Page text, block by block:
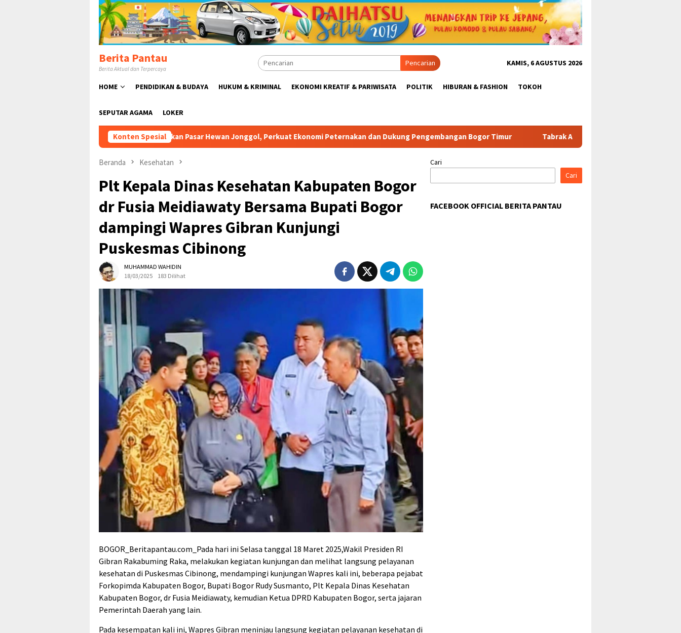
Loncat
konten
Berita Pantau
Berita Aktual dan Terpercaya
Pencarian KAMIS, 6 AGUSTUS 2026
HOME PENDIDIKAN & BUDAYA HUKUM & KRIMINAL EKONOMI KREATIF & PARIWISATA POLITIK HIBURAN & FASHION TOKOH
SEPUTAR AGAMA LOKER
Konten Spesial
Rudy Susmanto Resmikan Pasar Hewan Jonggol, Perkuat Ekonomi Peternakan dan Dukung Pengembangan Bogor Timur Tabrak Aturan & Tantang Satpol PP: Pembangunan Tower PT
Beranda Kesehatan
Plt Kepala Dinas Kesehatan Kabupaten Bogor
dr Fusia Meidiawaty Bersama Bupati Bogor
dampingi Wapres Gibran Kunjungi
Puskesmas Cibinong
MUHAMMAD WAHIDIN
18/03/2025
183 Dilihat
BOGOR_Beritapantau.com_Pada hari ini Selasa tanggal 18 Maret 2025,Wakil Presiden RI
Gibran Rakabuming Raka, melakukan kegiatan kunjungan dan melihat langsung pelayanan
kesehatan di Puskesmas Cibinong, mendampingi kunjungan Wapres kali ini, beberapa pejabat
Forkopimda Kabupaten Bogor, Bupati Bogor Rudy Susmanto, Plt Kepala Dinas Kesehatan
Kabupaten Bogor, dr Fusia Meidiawaty, kemudian Ketua DPRD Kabupaten Bogor, serta jajaran
Pemerintah Daerah yang lain.
Pada kesempatan kali ini, Wapres Gibran meninjau langsung kegiatan pelayanan kesehatan di
Cari
Cari
FACEBOOK OFFICIAL BERITA PANTAU